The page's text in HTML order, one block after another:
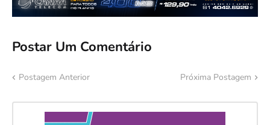
Postar Um Comentário
Postagem Anterior Próxima Postagem